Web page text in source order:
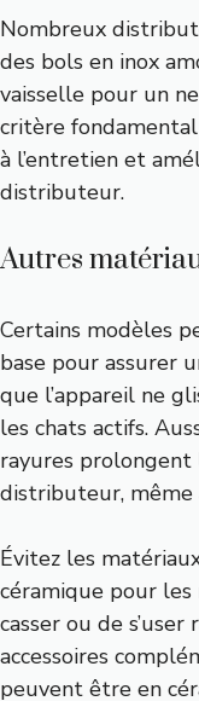
Nombreux
des bols en inox
vaisselle pour un
critère
à l’entretien et
distributeur.
Autres
Certains modèles
base pour assurer
que l’appareil ne
les chats actifs.
rayures
distributeur, même
Évitez les
céramique pour
casser ou de
accessoires
peuvent être en